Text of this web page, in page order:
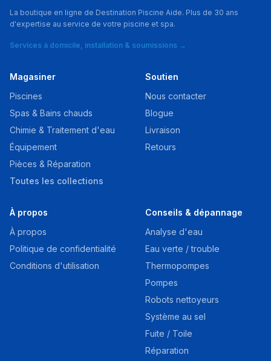
La boutique en ligne de Destination Piscine Aide. Plus de 30 ans
d'expertise au service de votre piscine et spa.
Services à domicile, installation & soumissions →
Magasiner
Piscines
Spas & Bains chauds
Chimie & Traitement d'eau
Équipement
Pièces & Réparation
Toutes les collections
Soutien
Nous contacter
Blogue
Livraison
Retours
À propos
À propos
Politique de confidentialité
Conditions d'utilisation
Conseils & dépannage
Analyse d'eau
Eau verte / trouble
Thermopompes
Pompes
Robots nettoyeurs
Système au sel
Fuite / Toile
Réparation